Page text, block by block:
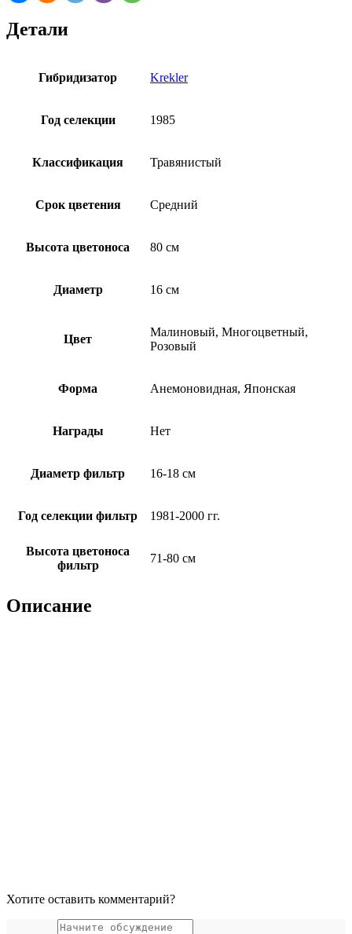
Детали
Гибридизатор Krekler
Год селекции 1985
Классификация Травянистый
Срок цветения Средний
Высота цветоноса 80 см
Диаметр 16 см
Цвет
Малиновый, Многоцветный,
Розовый
Форма Анемоновидная, Японская
Награды Нет
Диаметр фильтр 16-18 см
Год селекции фильтр 1981-2000 гг.
Высота цветоноса
фильтр
71-80 см
Описание
Хотите оставить комментарий?